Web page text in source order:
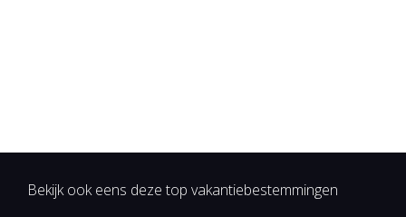
Bekijk ook eens deze top vakantiebestemmingen